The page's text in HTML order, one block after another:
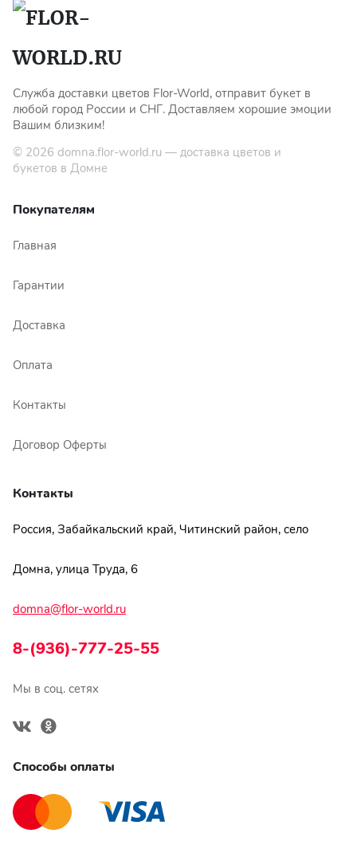
Служба доставки цветов Flor-World, отправит букет в
любой город России и СНГ. Доставляем хорошие эмоции
Вашим близким!
© 2026 domna.flor-world.ru — доставка цветов и
букетов в Домне
Покупателям
Главная
Гарантии
Доставка
Оплата
Контакты
Договор Оферты
Контакты
Россия, Забайкальский край, Читинский район, село
Домна, улица Труда, 6
domna@flor-world.ru
8-(936)-777-25-55
Мы в соц. сетях
Способы оплаты